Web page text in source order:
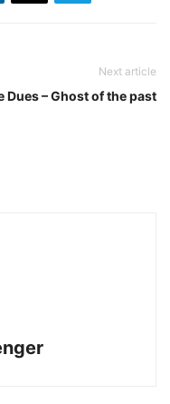
Next article
Dues – Ghost of the past